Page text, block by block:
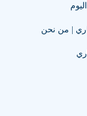
| من نحن